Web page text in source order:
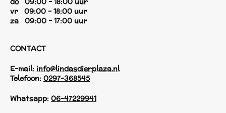
vr 09:00 - 18:00 uur
za 09:00 - 17:00 uur
CONTACT
E-mail: info@lindasdierplaza.nl
Telefoon: 0297-368545
Whatsapp: 06-47229941